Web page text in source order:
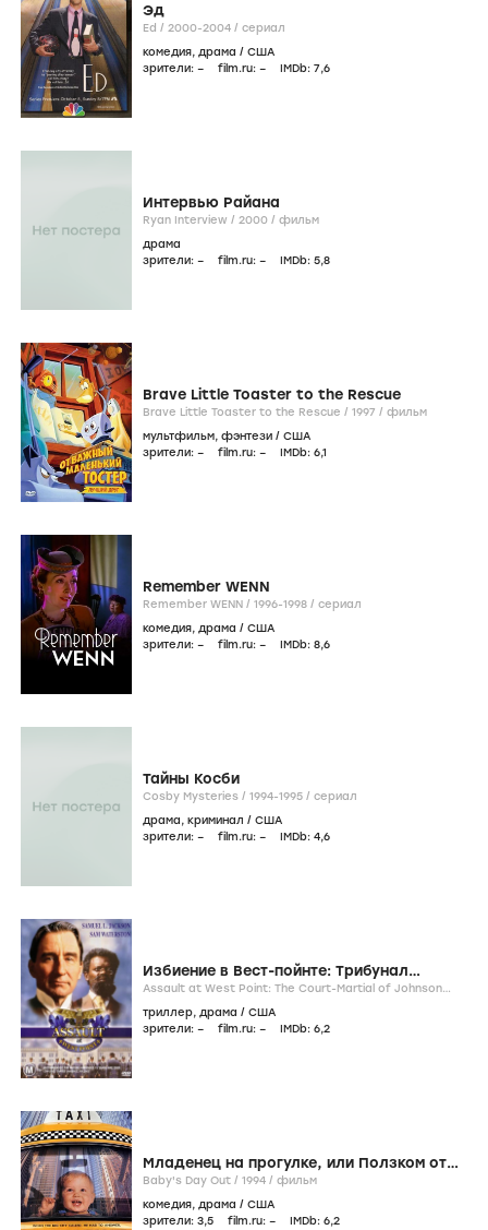
Эд
Ed / 2000-2004 / сериал
комедия, драма / США
зрители: – film.ru: – IMDb: 7,6
Интервью Райана
Ryan Interview / 2000 / фильм
драма
зрители: – film.ru: – IMDb: 5,8
Brave Little Toaster to the Rescue
Brave Little Toaster to the Rescue / 1997 / фильм
мультфильм, фэнтези / США
зрители: – film.ru: – IMDb: 6,1
Remember WENN
Remember WENN / 1996-1998 / сериал
комедия, драма / США
зрители: – film.ru: – IMDb: 8,6
Тайны Косби
Cosby Mysteries / 1994-1995 / сериал
драма, криминал / США
зрители: – film.ru: – IMDb: 4,6
Избиение в Вест-пойнте: Трибунал
Джонсона Уиттэйкера
Assault at West Point: The Court-Martial of Johnson
триллер, драма / США
зрители: – film.ru: – IMDb: 6,2
Младенец на прогулке, или Ползком от
гангстеров Baby's Day Out / 1994 / фильм
комедия, драма / США
зрители: 3,5 film.ru: – IMDb: 6,2